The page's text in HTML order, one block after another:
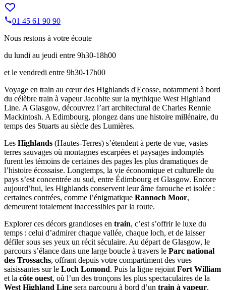
01 45 61 90 90
Nous restons à votre écoute
du lundi au jeudi entre 9h30-18h00
et le vendredi entre 9h30-17h00
Voyage en train au cœur des Highlands d'Ecosse, notamment à bord
du célèbre train à vapeur Jacobite sur la mythique West Highland
Line. A Glasgow, découvrez l’art architectural de Charles Rennie
Mackintosh. A Edimbourg, plongez dans une histoire millénaire, du
temps des Stuarts au siècle des Lumières.
Les Highlands (Hautes-Terres) s’étendent à perte de vue, vastes
terres sauvages où montagnes escarpées et paysages indomptés
furent les témoins de certaines des pages les plus dramatiques de
l’histoire écossaise. Longtemps, la vie économique et culturelle du
pays s’est concentrée au sud, entre Édimbourg et Glasgow. Encore
aujourd’hui, les Highlands conservent leur âme farouche et isolée :
certaines contrées, comme l’énigmatique Rannoch Moor,
demeurent totalement inaccessibles par la route.
Explorer ces décors grandioses en train, c’est s’offrir le luxe du
temps : celui d’admirer chaque vallée, chaque loch, et de laisser
défiler sous ses yeux un récit séculaire. Au départ de Glasgow, le
parcours s’élance dans une large boucle à travers le Parc national
des Trossachs, offrant depuis votre compartiment des vues
saisissantes sur le Loch Lomond. Puis la ligne rejoint Fort William
et la côte ouest, où l’un des tronçons les plus spectaculaires de la
West Highland Line sera parcouru à bord d’un train à vapeur,